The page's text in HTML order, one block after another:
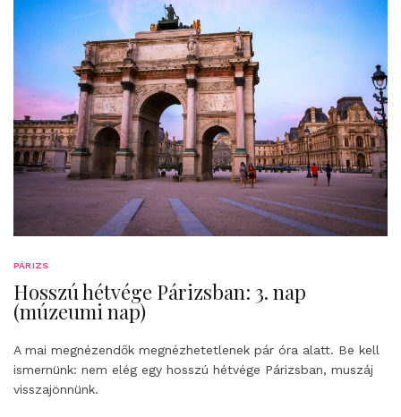
PÁRIZS
Hosszú hétvége Párizsban: 3. nap
(múzeumi nap)
A mai megnézendők megnézhetetlenek pár óra alatt. Be kell
ismernünk: nem elég egy hosszú hétvége Párizsban, muszáj
visszajönnünk.